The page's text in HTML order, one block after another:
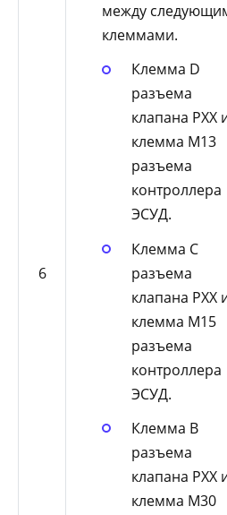
6
между
клеммами.
Клемма D
разъема
клапана РХХ
клемма М13
разъема
контроллера
ЭСУД.
Клемма С
разъема
клапана РХХ
клемма М15
разъема
контроллера
ЭСУД.
Клемма В
разъема
клапана РХХ
клемма М30